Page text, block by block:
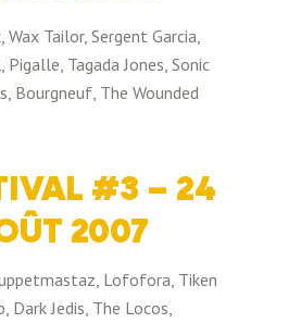
Tailor, Sergent Garcia,
Pigalle, Tagada Jones, Sonic
Bourgneuf, The Wounded
#3 – 24
2007
Lofofora, Tiken
Dark Jedis, The Locos,